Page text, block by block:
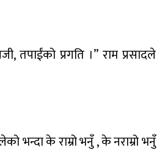
तपाईंको प्रगति ।” राम प्रसादले
भन्दा के राम्रो भनुँ , के नराम्रो भनुँ